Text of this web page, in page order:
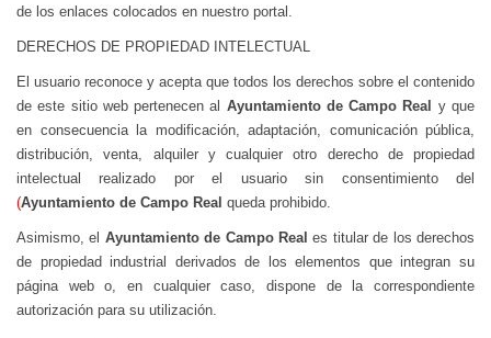
de los enlaces colocados en nuestro portal.
DERECHOS DE PROPIEDAD INTELECTUAL
El usuario reconoce y acepta que todos los derechos sobre el contenido
de este sitio web pertenecen al Ayuntamiento de Campo Real y que
en consecuencia la modificación, adaptación, comunicación pública,
distribución, venta, alquiler y cualquier otro derecho de propiedad
intelectual realizado por el usuario sin consentimiento del
(Ayuntamiento de Campo Real queda prohibido.
Asimismo, el Ayuntamiento de Campo Real es titular de los derechos
de propiedad industrial derivados de los elementos que integran su
página web o, en cualquier caso, dispone de la correspondiente
autorización para su utilización.